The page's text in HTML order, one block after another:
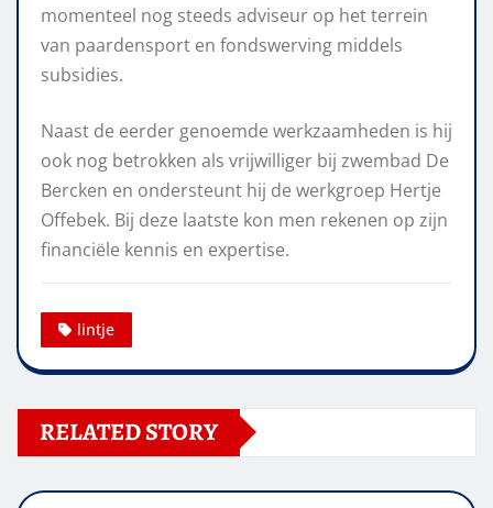
momenteel nog steeds adviseur op het terrein
van paardensport en fondswerving middels
subsidies.
Naast de eerder genoemde werkzaamheden is hij
ook nog betrokken als vrijwilliger bij zwembad De
Bercken en ondersteunt hij de werkgroep Hertje
Offebek. Bij deze laatste kon men rekenen op zijn
financiële kennis en expertise.
lintje
RELATED STORY